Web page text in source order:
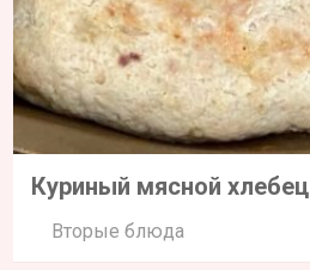
Куриный мясной хлебец
Вторые блюда